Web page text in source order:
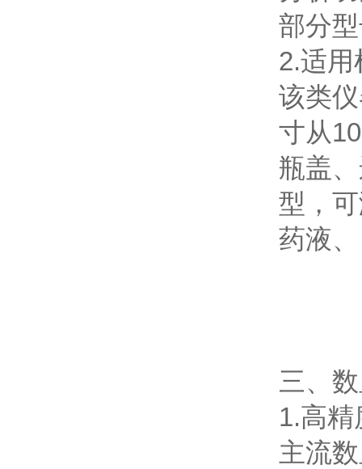
部分
2.适用
该类
寸从
瓶盖
型，
药液
三、
1.高
主流